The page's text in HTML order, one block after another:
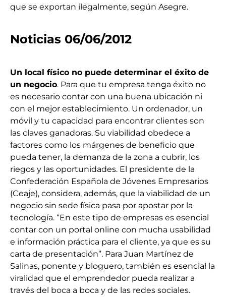
que se exportan ilegalmente, según Asegre.
Noticias 06/06/2012
Un local físico no puede determinar el éxito de
un negocio. Para que tu empresa tenga éxito no
es necesario contar con una buena ubicación ni
con el mejor establecimiento. Un ordenador, un
móvil y tu capacidad para encontrar clientes son
las claves ganadoras. Su viabilidad obedece a
factores como los márgenes de beneficio que
pueda tener, la demanza de la zona a cubrir, los
riegos y las oportunidades. El presidente de la
Confederación Española de Jóvenes Empresarios
(Ceaje), considera, además, que la viabilidad de un
negocio sin sede física pasa por apostar por la
tecnología. “En este tipo de empresas es esencial
contar con un portal online con mucha usabilidad
e información práctica para el cliente, ya que es su
carta de presentación”. Para Juan Martínez de
Salinas, ponente y bloguero, también es esencial la
viralidad que el emprendedor pueda realizar a
través del boca a boca y de las redes sociales.